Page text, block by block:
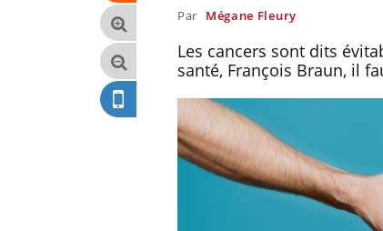
Par Mégane Fleury
Les cancers sont dits
santé, François Braun, il